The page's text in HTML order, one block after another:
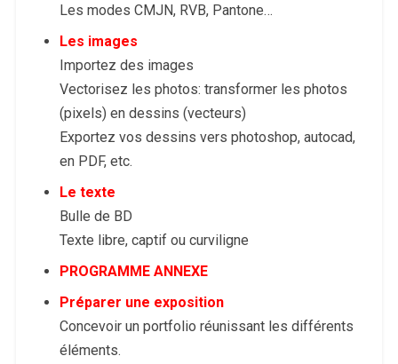
Les modes CMJN, RVB, Pantone…
Les images
Importez des images
Vectorisez les photos: transformer les photos
(pixels) en dessins (vecteurs)
Exportez vos dessins vers photoshop, autocad,
en PDF, etc.
Le texte
Bulle de BD
Texte libre, captif ou curviligne
PROGRAMME ANNEXE
Préparer une exposition
Concevoir un portfolio réunissant les différents
éléments.